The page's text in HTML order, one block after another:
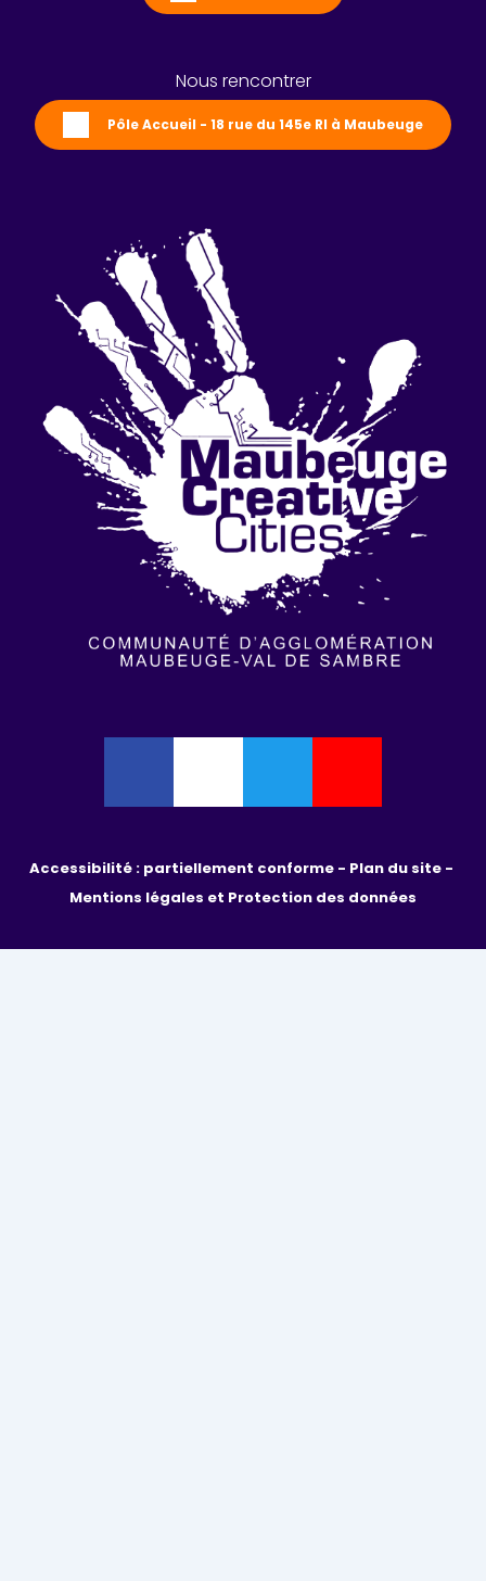
Nous rencontrer
Pôle Accueil - 18 rue du 145e RI à Maubeuge
Accessibilité : partiellement conforme -
Mentions légales et Protection des données